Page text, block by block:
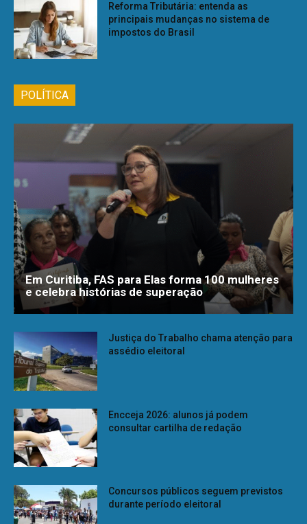
Reforma Tributária: entenda as
principais mudanças no sistema de
impostos do Brasil
POLÍTICA
Em Curitiba, FAS para Elas forma 100 mulheres
e celebra histórias de superação
Justiça do Trabalho chama atenção para
assédio eleitoral
Encceja 2026: alunos já podem
consultar cartilha de redação
Concursos públicos seguem previstos
durante período eleitoral